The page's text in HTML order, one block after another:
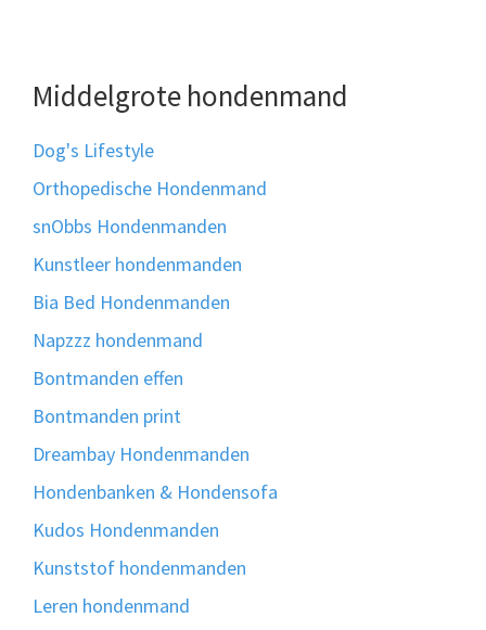
Middelgrote hondenmand
Dog's Lifestyle
Orthopedische Hondenmand
snObbs Hondenmanden
Kunstleer hondenmanden
Bia Bed Hondenmanden
Napzzz hondenmand
Bontmanden effen
Bontmanden print
Dreambay Hondenmanden
Hondenbanken & Hondensofa
Kudos Hondenmanden
Kunststof hondenmanden
Leren hondenmand